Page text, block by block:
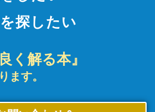
探したい
く解る本』
ます。